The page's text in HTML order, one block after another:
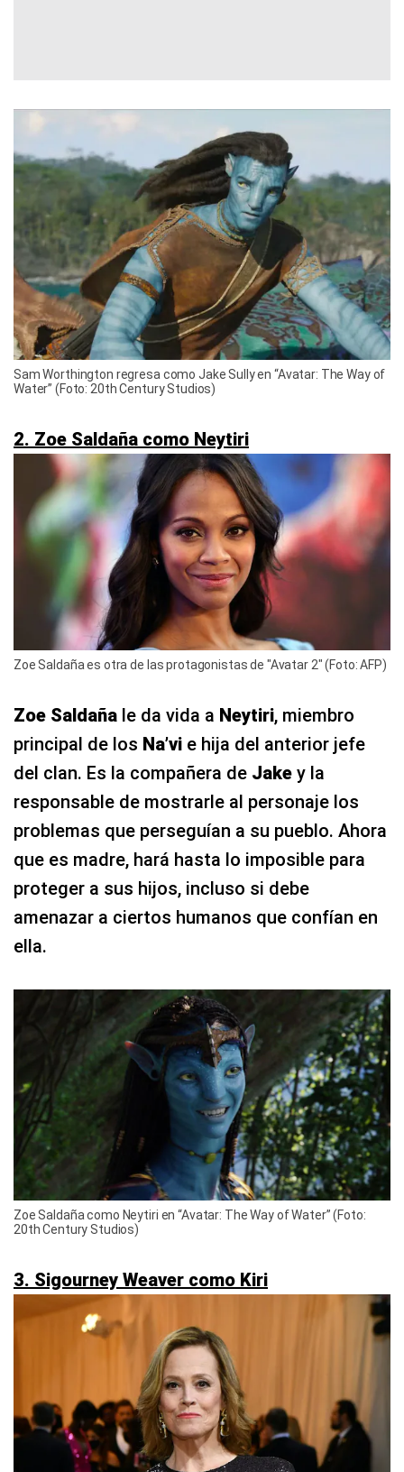
Sam Worthington regresa como Jake Sully en “Avatar: The Way of
Water” (Foto: 20th Century Studios)
2. Zoe Saldaña como Neytiri
Zoe Saldaña es otra de las protagonistas de "Avatar 2" (Foto: AFP)
Zoe Saldaña le da vida a Neytiri, miembro
principal de los Na’vi e hija del anterior jefe
del clan. Es la compañera de Jake y la
responsable de mostrarle al personaje los
problemas que perseguían a su pueblo. Ahora
que es madre, hará hasta lo imposible para
proteger a sus hijos, incluso si debe
amenazar a ciertos humanos que confían en
ella.
Zoe Saldaña como Neytiri en “Avatar: The Way of Water” (Foto:
20th Century Studios)
3. Sigourney Weaver como Kiri